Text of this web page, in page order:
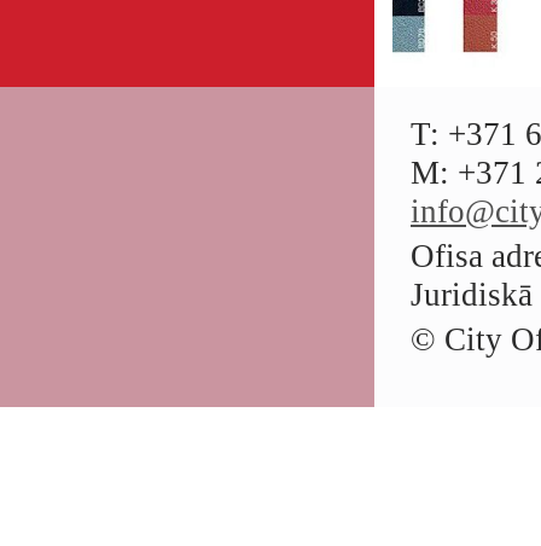
T: +371
M: +371
Ofisa
Juridiskā
© City